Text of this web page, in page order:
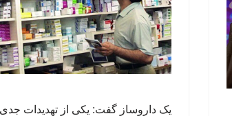
یک داروساز گفت: یکی از تهدیدات